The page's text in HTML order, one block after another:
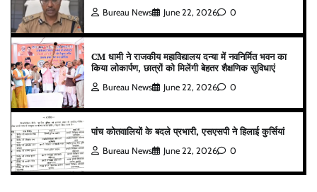
Bureau News June 22, 2026 0
CM धामी ने राजकीय महाविद्यालय दन्या में नवनिर्मित भवन का
किया लोकार्पण, छात्रों को मिलेंगी बेहतर शैक्षणिक सुविधाएं
Bureau News June 22, 2026 0
पांच कोतवालियों के बदले प्रभारी, एसएसपी ने हिलाई कुर्सियां
Bureau News June 22, 2026 0